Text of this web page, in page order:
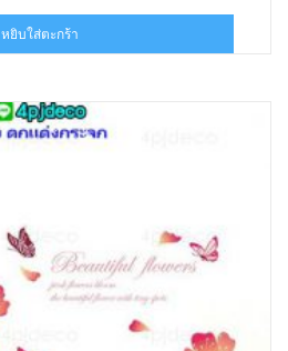
was:
฿199.00.฿90.00.
หยิบใส่ตะกร้า